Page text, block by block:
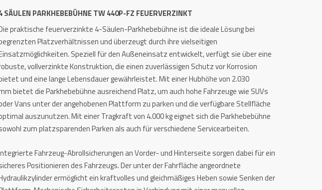
TW
SÄULEN PARKHEBEBÜHNE TW 440P-FZ FEUERVERZINKT
praktische feuerverzinkte 4-Säulen-Parkhebebühne ist die ideale Lösung bei
Platzverhältnissen und überzeugt durch ihre vielseitigen
Speziell für den Außeneinsatz entwickelt, verfügt sie über eine
vollverzinkte Konstruktion, die einen zuverlässigen Schutz vor Korrosion
und eine lange Lebensdauer gewährleistet. Mit einer Hubhöhe von 2.030
bietet die Parkhebebühne ausreichend Platz, um auch hohe Fahrzeuge wie SUVs
Vans unter der angehobenen Plattform zu parken und die verfügbare Stellfläche
auszunutzen. Mit einer Tragkraft von 4.000 kg eignet sich die Parkhebebühne
zum platzsparenden Parken als auch für verschiedene Servicearbeiten.
Fahrzeug-Abrollsicherungen an Vorder- und Hinterseite sorgen dabei für ein
Positionieren des Fahrzeugs. Der unter der Fahrfläche angeordnete
ermöglicht ein kraftvolles und gleichmäßiges Heben sowie Senken der